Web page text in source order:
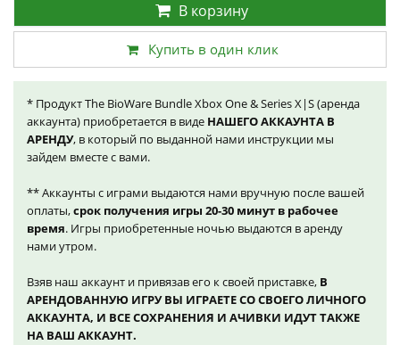
В корзину
Купить в один клик
* Продукт The BioWare Bundle Xbox One & Series X|S (аренда
аккаунта) приобретается в виде НАШЕГО АККАУНТА В
АРЕНДУ, в который по выданной нами инструкции мы
зайдем вместе с вами.
** Аккаунты с играми выдаются нами вручную после вашей
оплаты,срок получения игры 20-30 минут в рабочее
время. Игры приобретенные ночью выдаются в аренду
нами утром.
Взяв наш аккаунт и привязав его к своей приставке, В
АРЕНДОВАННУЮ ИГРУ ВЫ ИГРАЕТЕ СО СВОЕГО ЛИЧНОГО
АККАУНТА, И ВСЕ СОХРАНЕНИЯ И АЧИВКИ ИДУТ ТАКЖЕ
НА ВАШ АККАУНТ.